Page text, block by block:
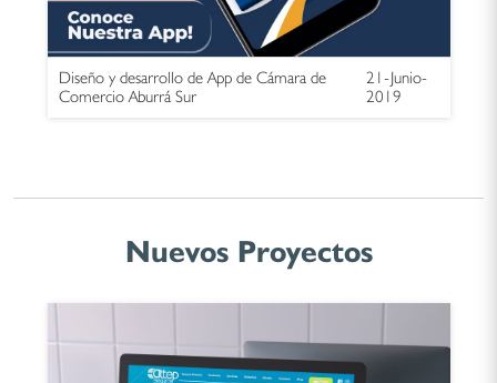
Diseño y desarrollo de App de Cámara de
Comercio Aburrá Sur
21-Junio-
2019
Nuevos Proyectos